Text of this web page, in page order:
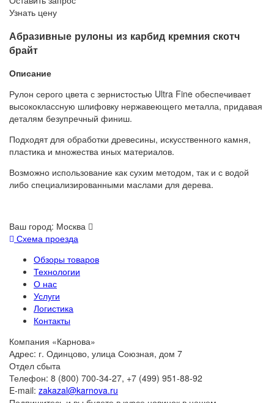
Узнать цену
Абразивные рулоны из карбид кремния скотч
брайт
Описание
Рулон серого цвета с зернистостью Ultra Fine обеспечивает
высококлассную шлифовку нержавеющего металла, придавая
деталям безупречный финиш.
Подходят для обработки древесины, искусственного камня,
пластика и множества иных материалов.
Возможно использование как сухим методом, так и с водой
либо специализированными маслами для дерева.
Ваш город: Москва
Схема проезда
Обзоры товаров
Технологии
О нас
Услуги
Логистика
Контакты
Компания «Карнова»
Адрес: г. Одинцово, улица Союзная, дом 7
Отдел сбыта
Телефон: 8 (800) 700-34-27, +7 (499) 951-88-92
E-mail: zakazal@karnova.ru